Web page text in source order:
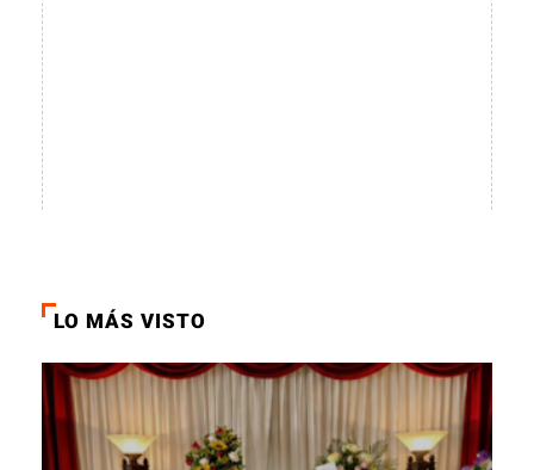
LO MÁS VISTO